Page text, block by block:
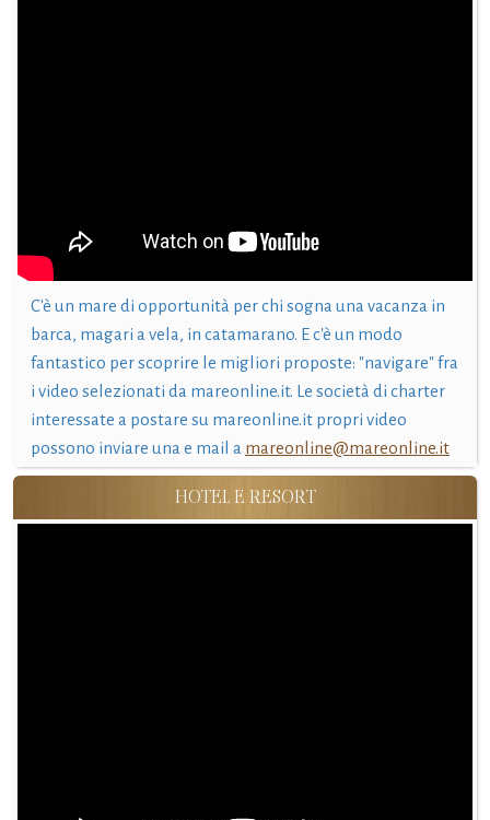
C'è un mare di opportunità per chi sogna una vacanza in
barca, magari a vela, in catamarano. E c'è un modo
fantastico per scoprire le migliori proposte: "navigare" fra
i video selezionati da mareonline.it. Le società di charter
interessate a postare su mareonline.it propri video
possono inviare una e mail a mareonline@mareonline.it
HOTEL E RESORT